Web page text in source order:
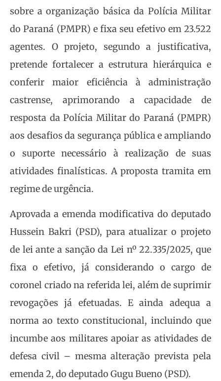
sobre a organização básica da Polícia Militar
do Paraná (PMPR) e fixa seu efetivo em 23.522
agentes. O projeto, segundo a justificativa,
pretende fortalecer a estrutura hierárquica e
conferir maior eficiência à administração
castrense, aprimorando a capacidade de
resposta da Polícia Militar do Paraná (PMPR)
aos desafios da segurança pública e ampliando
o suporte necessário à realização de suas
atividades finalísticas. A proposta tramita em
regime de urgência.
Aprovada a emenda modificativa do deputado
Hussein Bakri (PSD), para atualizar o projeto
de lei ante a sanção da Lei nº 22.335/2025, que
fixa o efetivo, já considerando o cargo de
coronel criado na referida lei, além de suprimir
revogações já efetuadas. E ainda adequa a
norma ao texto constitucional, incluindo que
incumbe aos militares apoiar as atividades de
defesa civil – mesma alteração prevista pela
emenda 2, do deputado Gugu Bueno (PSD).